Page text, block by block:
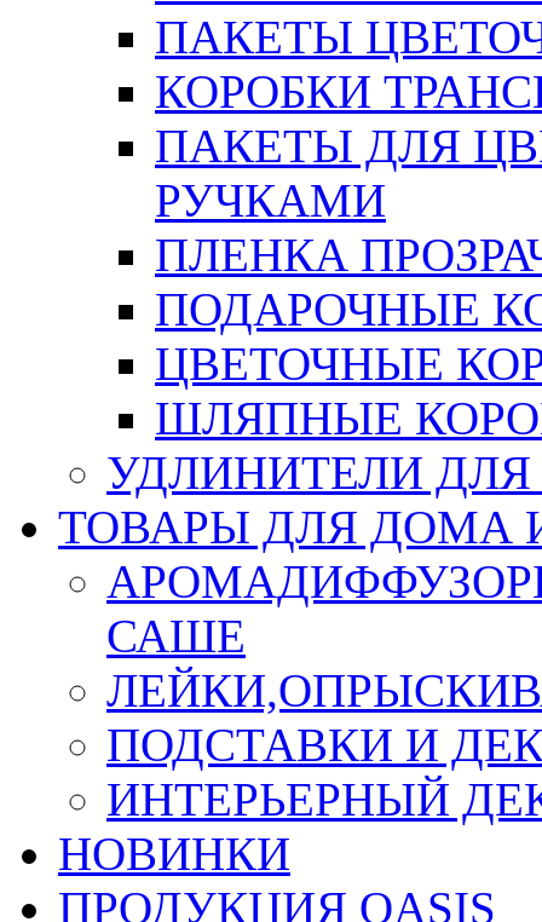
ПАКЕТЫ
КОРОБКИ
ПАКЕТЫ ДЛЯ
РУЧКАМИ
ПЛЕНКА
ПОДАРОЧНЫЕ
ЦВЕТОЧНЫЕ
ШЛЯПНЫЕ
УДЛИНИТЕЛИ
ТОВАРЫ ДЛЯ ДОМА
САШЕ
ПОДСТАВКИ И
ИНТЕРЬЕРНЫЙ
НОВИНКИ
ПРОДУКЦИЯ OASIS